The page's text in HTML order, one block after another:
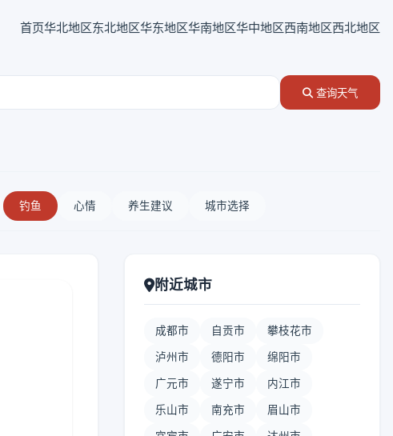
首页华北地区东北地区华东地区华南地区华中地区西南地区西北地区
查询天气
钓鱼 心情 养生建议 城市选择
附近城市
成都市 自贡市 攀枝花市
泸州市 德阳市 绵阳市
广元市 遂宁市 内江市
乐山市 南充市 眉山市